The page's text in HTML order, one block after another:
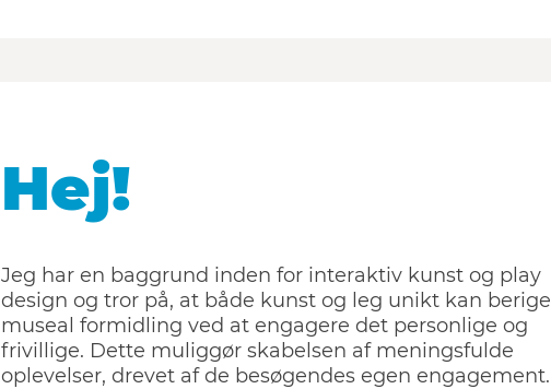
Hej!
Jeg har en baggrund inden for interaktiv kunst og play
design og tror på, at både kunst og leg unikt kan berige
museal formidling ved at engagere det personlige og
frivillige. Dette muliggør skabelsen af meningsfulde
oplevelser, drevet af de besøgendes egen engagement.